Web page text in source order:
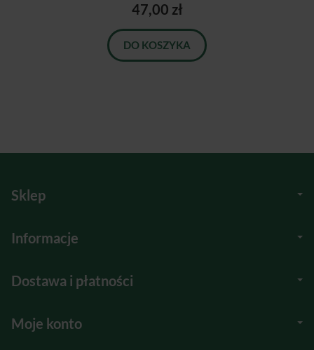
47,00 zł
DO KOSZYKA
Sklep
Informacje
Dostawa i płatności
Moje konto